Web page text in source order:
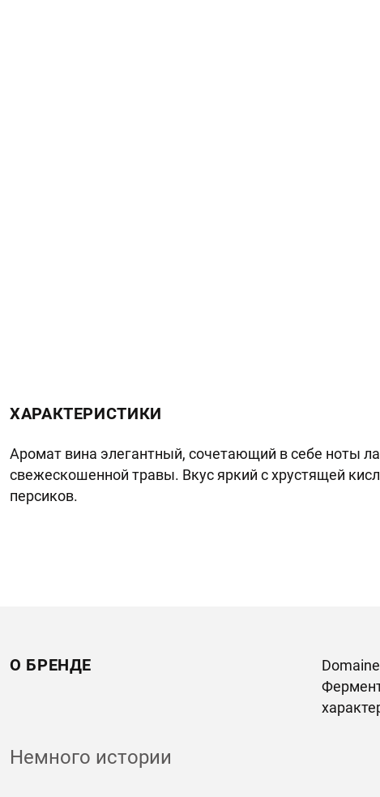
ХАРАКТЕРИСТИКИ
Аромат вина элегантный, сочетающий в себе ноты
свежескошенной травы. Вкус яркий с хрустящей
персиков.
О БРЕНДЕ
Немного истории